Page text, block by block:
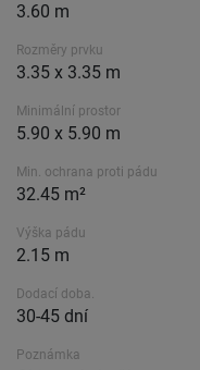
3.60 m
Rozměry prvku
3.35 x 3.35 m
Minimální prostor
5.90 x 5.90 m
Min. ochrana proti pádu
32.45 m²
Výška pádu
2.15 m
Dodací doba.
30-45 dní
Poznámka